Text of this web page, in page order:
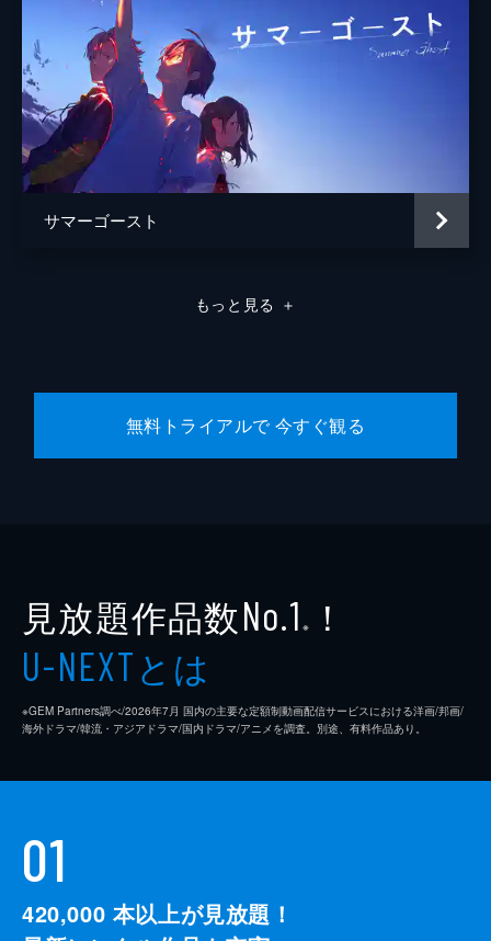
サマーゴースト
もっと見る ＋
無料トライアルで 今すぐ観る
見放題作品数No.1 ※ ！
U-NEXTとは
※GEM Partners調べ/2026年7⽉ 国内の主要な定額制動画配信サービスにおける洋画/邦画/
海外ドラマ/韓流・アジアドラマ/国内ドラマ/アニメを調査。別途、有料作品あり。
01
420,000 本以上が見放題！